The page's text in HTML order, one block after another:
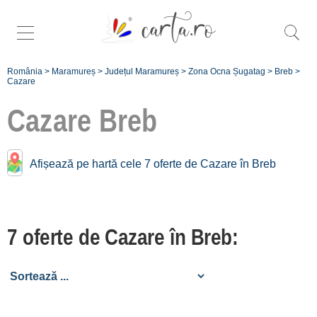
România > Maramureș > Județul Maramureș > Zona Ocna Șugatag > Breb >
Cazare
Cazare Breb
Afișează pe hartă cele 7 oferte de Cazare în Breb
7 oferte de Cazare în Breb:
Breb: